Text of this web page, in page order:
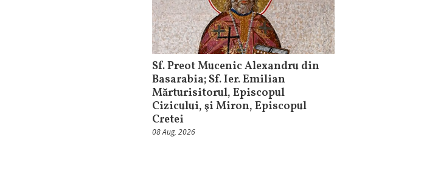
Sf. Preot Mucenic Alexandru din
Basarabia; Sf. Ier. Emilian
Mărturisitorul, Episcopul
Cizicului, şi Miron, Episcopul
Cretei
08 Aug, 2026